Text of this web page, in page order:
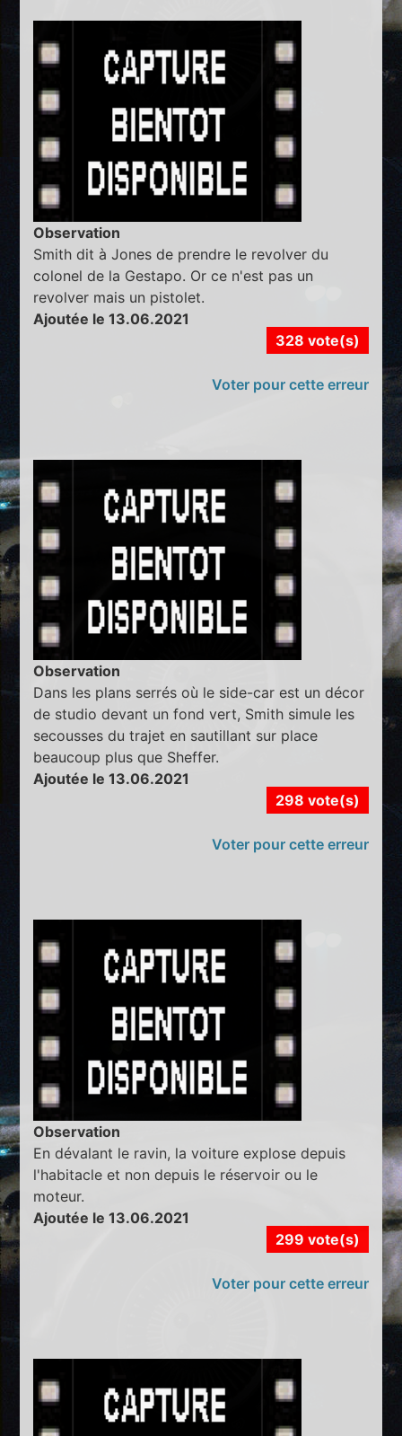
Observation
Smith dit à Jones de prendre le revolver du
colonel de la Gestapo. Or ce n'est pas un
revolver mais un pistolet.
Ajoutée le 13.06.2021
328 vote(s)
Voter pour cette erreur
Observation
Dans les plans serrés où le side-car est un décor
de studio devant un fond vert, Smith simule les
secousses du trajet en sautillant sur place
beaucoup plus que Sheffer.
Ajoutée le 13.06.2021
298 vote(s)
Voter pour cette erreur
Observation
En dévalant le ravin, la voiture explose depuis
l'habitacle et non depuis le réservoir ou le
moteur.
Ajoutée le 13.06.2021
299 vote(s)
Voter pour cette erreur